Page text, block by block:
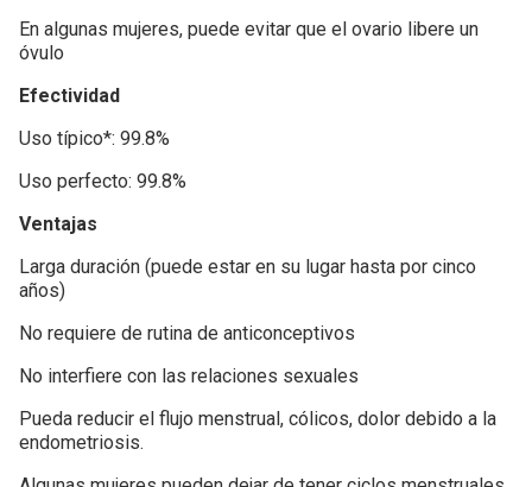
En algunas mujeres, puede evitar que el ovario libere un
óvulo
Efectividad
Uso típico*: 99.8%
Uso perfecto: 99.8%
Ventajas
Larga duración (puede estar en su lugar hasta por cinco
años)
No requiere de rutina de anticonceptivos
No interfiere con las relaciones sexuales
Pueda reducir el flujo menstrual, cólicos, dolor debido a la
endometriosis.